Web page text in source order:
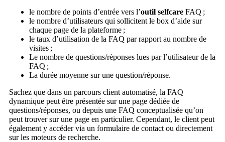
le nombre de points d’entrée vers l’outil selfcare FAQ ;
le nombre d’utilisateurs qui sollicitent le box d’aide sur
chaque page de la plateforme ;
le taux d’utilisation de la FAQ par rapport au nombre de
visites ;
Le nombre de questions/réponses lues par l’utilisateur de la
FAQ ;
La durée moyenne sur une question/réponse.
Sachez que dans un parcours client automatisé, la FAQ
dynamique peut être présentée sur une page dédiée de
questions/réponses, ou depuis une FAQ conceptualisée qu’on
peut trouver sur une page en particulier. Cependant, le client peut
également y accéder via un formulaire de contact ou directement
sur les moteurs de recherche.